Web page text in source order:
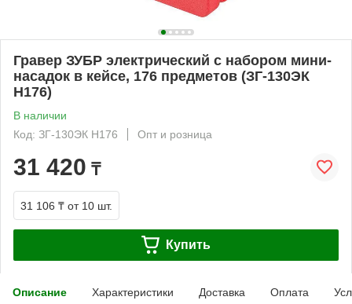
Гравер ЗУБР электрический с набором мини-
насадок в кейсе, 176 предметов (ЗГ-130ЭК
H176)
В наличии
Код: ЗГ-130ЭК H176
Опт и розница
31 420 ₸
31 106 ₸ от 10 шт.
Купить
Описание Характеристики Доставка Оплата